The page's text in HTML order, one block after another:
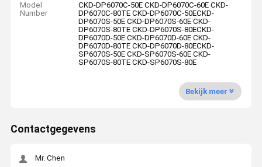
Model
Number
CKD-DP6070C-50E CKD-DP6070C-60E CKD-
DP6070C-80TE CKD-DP6070C-50ECKD-
DP6070S-50E CKD-DP6070S-60E CKD-
DP6070S-80TE CKD-DP6070S-80ECKD-
DP6070D-50E CKD-DP6070D-60E CKD-
DP6070D-80TE CKD-DP6070D-80ECKD-
SP6070S-50E CKD-SP6070S-60E CKD-
SP6070S-80TE CKD-SP6070S-80E
Bekijk meer
Contactgegevens
Mr. Chen